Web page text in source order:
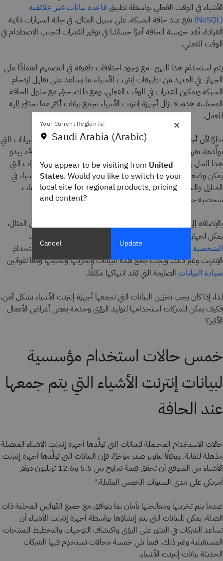
الأشياء في الوقت الفعلي بواسطة تطبيق قاعدة بيانات غير علائقية
(NoSQL)
تقع عند حافة الشبكة. على سبيل المثال، في حالة السيارات ذاتية
القيادة، تُعَد حوسبة الحافة أمرًا حساسًا في توفير القدرات لتجنب الاصطدام في
الوقت الفعلي.
يتم استخدام هذا النهج -مع وجود اختلافات طفيفة في التصميم اعتمادًا على
الجهاز- في العديد من تطبيقات إنترنت الأشياء، ما يساعد على تقليل ازدحام
الشبكة وتمكين القدرات في الوقت الفعلي. ومع ذلك، حتى مع حلول الحافة
المحسَّنة هذه، لا تزال أجهزة إنترنت الأشياء تجمع بيانات أكثر مما تحتاج إليه
للعمل.
نظرًا لأن أجهزة إنترنت الأشياء تستخدم جزءًا صغيرًا فقط من كمية البيانات التي
تولِّدها، تقرر بعض الشركات التخلص من البيانات الإضافية. ظاهريًا، قد يبدو
هذا الحل بسيطًا نسبيًا، لكن بيانات إنترنت الأشياء ليست مثل النفايات التي
يمكن وضعها في أكياس وأخذها إلى الرصيف. توجد أجهزة إنترنت الأشياء في
المنازل والسيارات وأماكن خاصة أخرى، وغالبًا ما تحتوي على معلومات
شخصية حساسة وتخضع لضوابط صارمة.
بالإضافة إلى الكشف عن سرعة الرياح أو لون إشارة المرور، على سبيل المثال،
يمكن لجهاز إنترنت الأشياء توليد كميات كبيرة من
معلومات التعريف
الشخصية (PII)
. بعض الأمثلة هي: موقع الفرد وتاريخه المالي واستخدام
الإنترنت وغير ذلك. ويجب جمع هذه البيانات وتخزينها وتحليلها وفقًا لقوانين
سيادة البيانات الصارمة التي يُعَد انتهاكها مكلفًا.
لذا، إذا كان يجب تخزين البيانات التي تجمعها أجهزة إنترنت الأشياء بشكل آمن،
فكيف يمكن للشركات استخدامها لتوليد الرؤى وخدمة بعض أغراض الأعمال
الأكبر؟
خمس حالات استخدام مؤسسية
لبيانات إنترنت الأشياء التي يتم جمعها
عند الحافة
حالات الاستخدام المحتملة للبيانات التي تولِّدها أجهزة إنترنت الأشياء المتصلة
مذهلة للغاية. ووفقًا لتقرير صدر مؤخرًا، فإن البيانات التي تولِّدها أجهزة إنترنت
الأشياء من المتوقع أن تحقق قيمة تتراوح بين 5.5 و12.6 تريليون دولار
أمريكي على مدى السنوات الخمس المقبلة.4
عندما يتم تخزينها ومعالجتها بأمان بما يتوافق مع جميع القوانين المحلية ذات
الصلة، يمكن للبيانات التي يتم إنشاؤها بواسطة أجهزة إنترنت الأشياء أن
تساعد الشركات في العثور على الرؤى واكتشاف التوجهات والتخطيط للمنتجات
المستقبلية وغير ذلك. فيما يلي خمسة مجالات تستخدِم فيها الشركات
الحديثة بيانات إنترنت الأشياء.
×
Your Current Region is:
Saudi Arabia (Arabic)
You appear to be visiting from United
States. Would you like to switch to your
local site for regional products, pricing
and content?
Cancel Update